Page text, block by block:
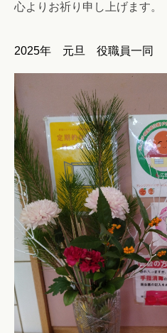
心よりお祈り申し上げます。
2025年 元旦 役職員一同